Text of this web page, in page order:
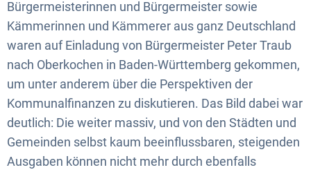
Bürgermeisterinnen und Bürgermeister sowie
Kämmerinnen und Kämmerer aus ganz Deutschland
waren auf Einladung von Bürgermeister Peter Traub
nach Oberkochen in Baden-Württemberg gekommen,
um unter anderem über die Perspektiven der
Kommunalfinanzen zu diskutieren. Das Bild dabei war
deutlich: Die weiter massiv, und von den Städten und
Gemeinden selbst kaum beeinflussbaren, steigenden
Ausgaben können nicht mehr durch ebenfalls